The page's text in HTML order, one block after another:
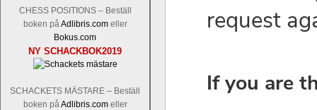
CHESS POSITIONS – Beställ
boken påAdlibris.comeller
Bokus.com
NY SCHACKBOK2019
SCHACKETS MÄSTARE – Beställ
boken påAdlibris.comeller